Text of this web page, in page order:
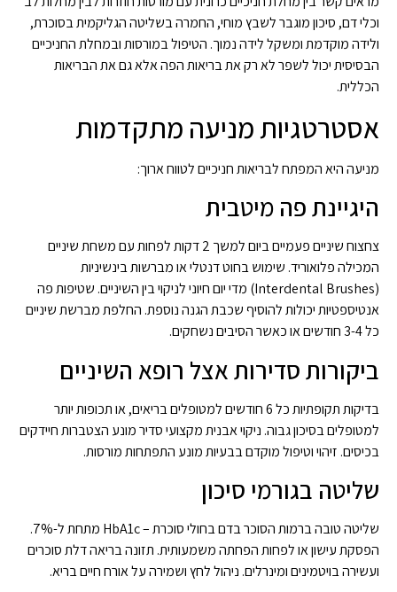
וכלי דם, סיכון מוגבר לשבץ מוחי, החמרה בשליטה הגליקמית בסוכרת,
ולידה מוקדמת ומשקל לידה נמוך. הטיפול במורסות ובמחלת החניכיים
הבסיסית יכול לשפר לא רק את בריאות הפה אלא גם את הבריאות
הכללית.
אסטרטגיות מניעה מתקדמות
מניעה היא המפתח לבריאות חניכיים לטווח ארוך:
היגיינת פה מיטבית
צחצוח שיניים פעמיים ביום למשך 2 דקות לפחות עם משחת שיניים
המכילה פלואוריד. שימוש בחוט דנטלי או מברשות בינשיניות
(Interdental Brushes) מדי יום חיוני לניקוי בין השיניים. שטיפות פה
אנטיספטיות יכולות להוסיף שכבת הגנה נוספת. החלפת מברשת שיניים
כל 3-4 חודשים או כאשר הסיבים נשחקים.
ביקורות סדירות אצל רופא השיניים
בדיקות תקופתיות כל 6 חודשים למטופלים בריאים, או תכופות יותר
למטופלים בסיכון גבוה. ניקוי אבנית מקצועי סדיר מונע הצטברות חיידקים
בכיסים. זיהוי וטיפול מוקדם בבעיות מונע התפתחות מורסות.
שליטה בגורמי סיכון
שליטה טובה ברמות הסוכר בדם בחולי סוכרת – HbA1c מתחת ל-7%.
הפסקת עישון או לפחות הפחתה משמעותית. תזונה בריאה דלת סוכרים
ועשירה בויטמינים ומינרלים. ניהול לחץ ושמירה על אורח חיים בריא.